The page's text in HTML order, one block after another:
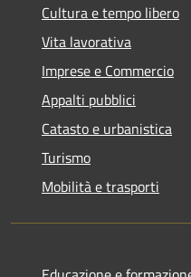
Cultura e tempo libero
Vita lavorativa
Imprese e Commercio
Appalti pubblici
Catasto e urbanistica
Turismo
Mobilità e trasporti